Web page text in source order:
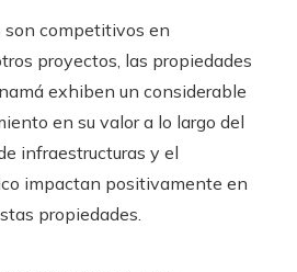
son competitivos en
proyectos, las propiedades
exhiben un considerable
en su valor a lo largo del
infraestructuras y el
impactan positivamente en
propiedades.